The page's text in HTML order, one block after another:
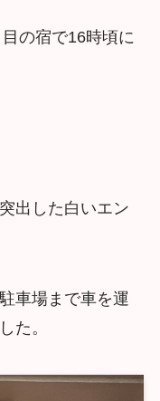
の宿で16時頃に
出した白いエン
車場まで車を運
た。